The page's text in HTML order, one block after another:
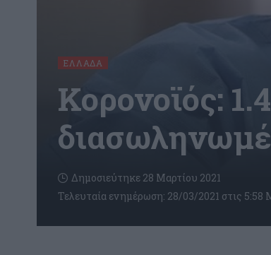
ΕΛΛΆΔΑ
Κορονοϊός:
Τελευταία ενημέρωση: 28/03/2021 στις
Δημοσιεύτηκε 28 Μαρτίου 2021